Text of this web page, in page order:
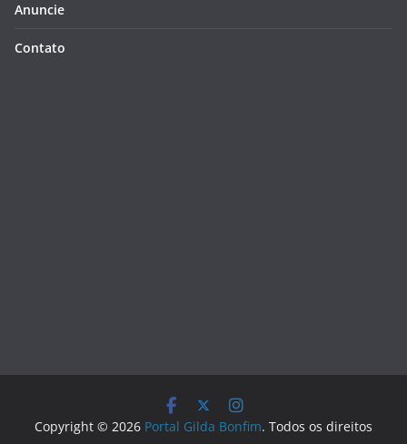
Anuncie
Contato
Copyright © 2026 Portal Gilda Bonfim. Todos os direitos